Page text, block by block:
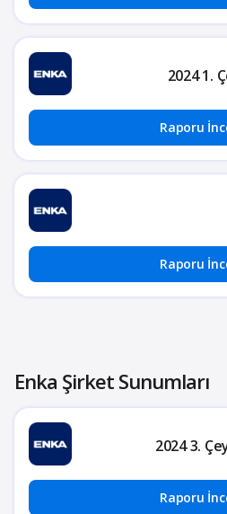
2024 1.
Raporu
Raporu
Enka Şirket Sunumları
2024 3.
Raporu